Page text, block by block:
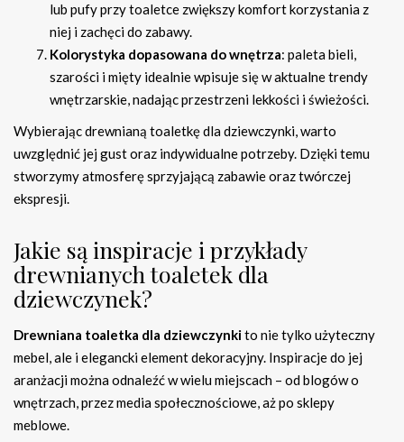
lub pufy przy toaletce zwiększy komfort korzystania z
niej i zachęci do zabawy.
Kolorystyka dopasowana do wnętrza: paleta bieli,
szarości i mięty idealnie wpisuje się w aktualne trendy
wnętrzarskie, nadając przestrzeni lekkości i świeżości.
Wybierając drewnianą toaletkę dla dziewczynki, warto
uwzględnić jej gust oraz indywidualne potrzeby. Dzięki temu
stworzymy atmosferę sprzyjającą zabawie oraz twórczej
ekspresji.
Jakie są inspiracje i przykłady
drewnianych toaletek dla
dziewczynek?
Drewniana toaletka dla dziewczynkito nie tylko użyteczny
mebel, ale i elegancki element dekoracyjny. Inspiracje do jej
aranżacji można odnaleźć w wielu miejscach – od blogów o
wnętrzach, przez media społecznościowe, aż po sklepy
meblowe.